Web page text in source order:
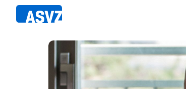
Direkt
zum
Sportfahrplan